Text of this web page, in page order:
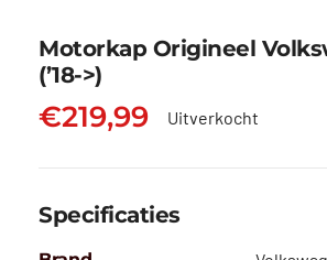
Motorkap Origineel
(’18->)
€219,99 Uitverkocht
Specificaties